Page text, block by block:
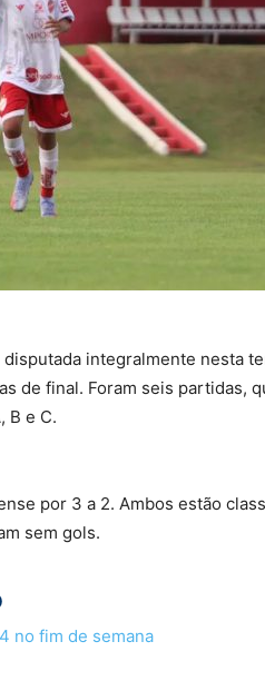
integralmente nesta
de final. Foram seis partidas,
B e C.
por 3 a 2. Ambos estão
sem gols.
no fim de semana